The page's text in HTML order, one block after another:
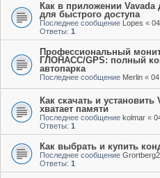
Как в приложении
для быстрого доступа
Последнее сообщение Lopes «
Ответы: 1
Профессиональный
ГЛОНАСС/GPS: полный
автопарка
Последнее сообщение Merlin «
Как скачать и
хватает памяти
Последнее сообщение kolmar «
Ответы: 1
Как выбрать и купить
Последнее сообщение
Ответы: 1